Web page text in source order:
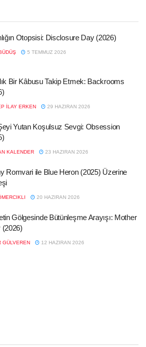
Otopsisi: Disclosure Day (2026)
5 TEMMUZ 2026
Bir Kâbusu Takip Etmek: Backrooms
İLAY ERKEN 29 HAZIRAN 2026
Yutan Koşulsuz Sevgi: Obsession
KALENDER 23 HAZIRAN 2026
Romvari ile Blue Heron (2025) Üzerine
20 HAZIRAN 2026
Gölgesinde Bütünleşme Arayışı: Mother
(2026)
GÜLVEREN 12 HAZIRAN 2026